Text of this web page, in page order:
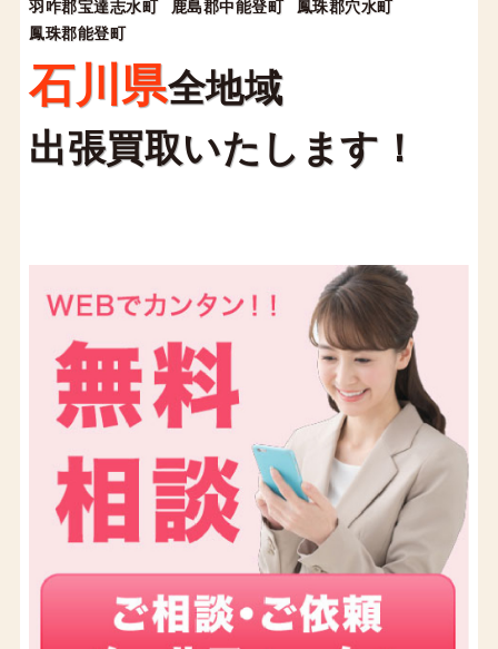
羽咋郡宝達志水町
鹿島郡中能登町
鳳珠郡穴水町
鳳珠郡能登町
石川県全地域
出張買取いたします！